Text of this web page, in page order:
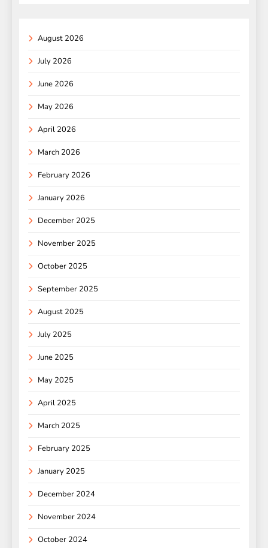
August 2026
July 2026
June 2026
May 2026
April 2026
March 2026
February 2026
January 2026
December 2025
November 2025
October 2025
September 2025
August 2025
July 2025
June 2025
May 2025
April 2025
March 2025
February 2025
January 2025
December 2024
November 2024
October 2024